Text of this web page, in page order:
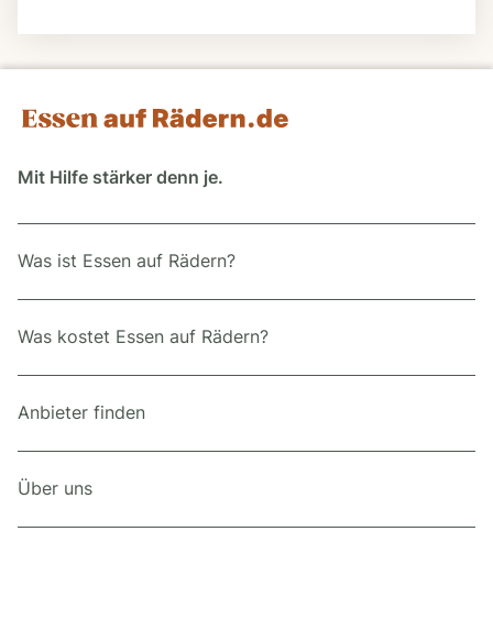
Mit Hilfe stärker denn je.
Was ist Essen auf Rädern?
Was kostet Essen auf Rädern?
Anbieter finden
Über uns